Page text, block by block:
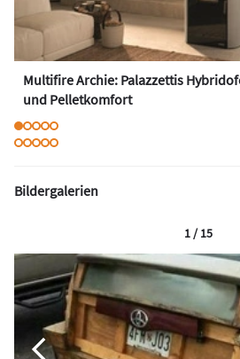
Multifire Archie: Palazzettis
und Pelletkomfort
Bildergalerien
1 / 15